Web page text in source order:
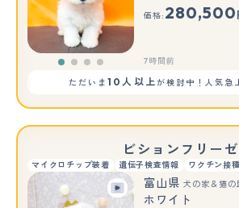
価格: 280,500
7時間前
ただいま10人以上が検討中！人気急
ビションフリーゼ
マイクロチップ装着 遺伝子検査情報 ワクチン接種
富山県 犬の家＆猫の
ホワイト